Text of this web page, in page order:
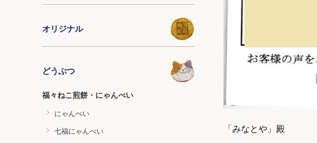
オリジナル
どうぶつ
福々ねこ煎餅・にゃんべい
にゃんべい
七福にゃんべい 「みなとや」殿